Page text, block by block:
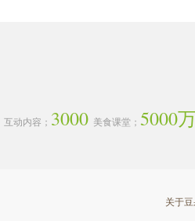
互动内容； 3000 美食课堂； 5000
关于